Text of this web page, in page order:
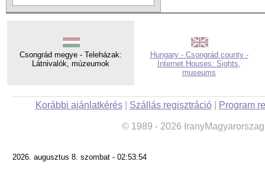
Csongrád megye - Teleházak:
Látnivalók, múzeumok
Hungary - Csongrád county -
Internet Houses: Sights,
museums
Korábbi ajánlatkérés| Szállás regisztráció| Program
© 1989 - 2026
2026. augusztus 8. szombat - 02:53:54